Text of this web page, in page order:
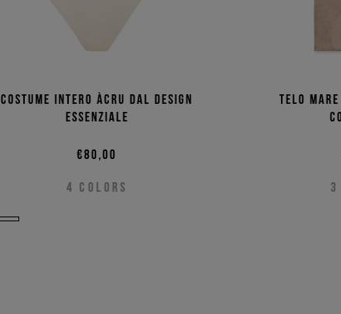
Costume intero àcru dal design
essenziale
€80,00
4 COLORS
Telo
3